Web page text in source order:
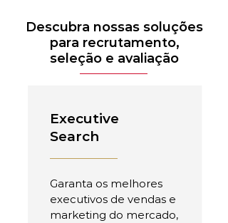
Descubra nossas soluções
para recrutamento,
seleção e avaliação
Executive
Search
Garanta os melhores
executivos de vendas e
marketing do mercado,